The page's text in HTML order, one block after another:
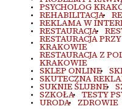
PSYCHOLOG
REHABILITACJA
REKLAMA W
RESTAURACJA
RESTAURACJA
KRAKOWIE
RESTAURACJA Z
KRAKOWIE
SKLEP ONLINE
SKUTECZNA
SUKNIE ŚLUBNE
SZKOŁA TESTY
URODA ZDROWIE